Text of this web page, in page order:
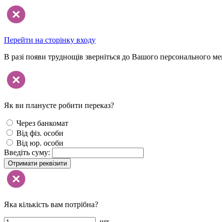
Перейти на сторінку входу
В разі появи труднощів зверніться до Вашого персонального
Як ви плануєте робити переказ?
Через банкомат
Від фіз. особи
Від юр. особи
Введіть суму:
Отримати реквізити
Яка кількість вам потрібна?